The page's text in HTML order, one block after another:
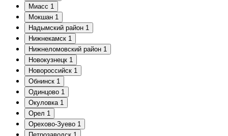
Миасс 1
Мокшан 1
Надымский район 1
Нижнекамск 1
Нижнеломовский район 1
Новокузнецк 1
Новороссийск 1
Обнинск 1
Одинцово 1
Окуловка 1
Орел 1
Орехово-Зуево 1